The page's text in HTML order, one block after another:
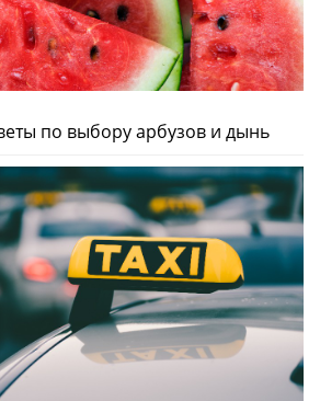
по выбору арбузов и дынь